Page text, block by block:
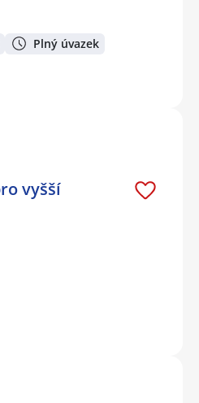
Plný úvazek
vyšší